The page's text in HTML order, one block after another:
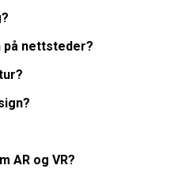
på nettsteder?
AR og VR?